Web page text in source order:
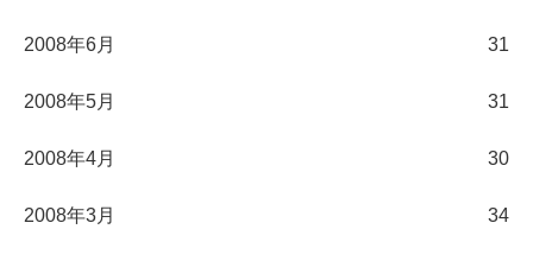
2008年6月 31
2008年5月 31
2008年4月 30
2008年3月 34